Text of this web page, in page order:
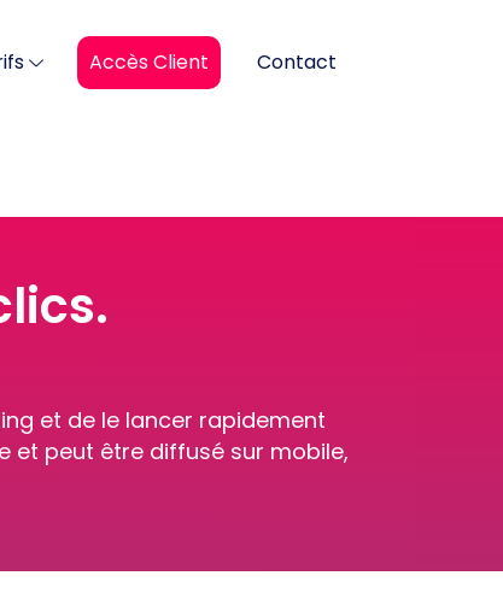
Accès Client Contact
et de le lancer rapidement
et peut être diffusé sur mobile,